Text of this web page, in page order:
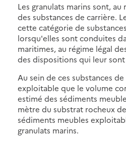
Les granulats marins sont, au
des substances de carrière.
cette catégorie de
lorsqu'elles sont conduites
maritimes, au régime légal
des dispositions qui leur
Au sein de ces substances
exploitable que le volume
estimé des sédiments
mètre du substrat rocheux
sédiments meubles
granulats marins.